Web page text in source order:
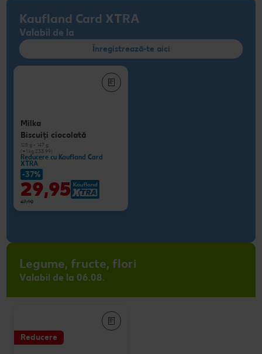
Kaufland Card XTRA
Valabil de la
Înregistrează-te aici
Milka
Biscuiţi ciocolată
128 g - 147 g
(=1 kg 233.99)
Reducere cu Kaufland Card
XTRA
-37%
29,95
47,90
Legume, fructe, flori
Valabil de la 06.08.
Reducere